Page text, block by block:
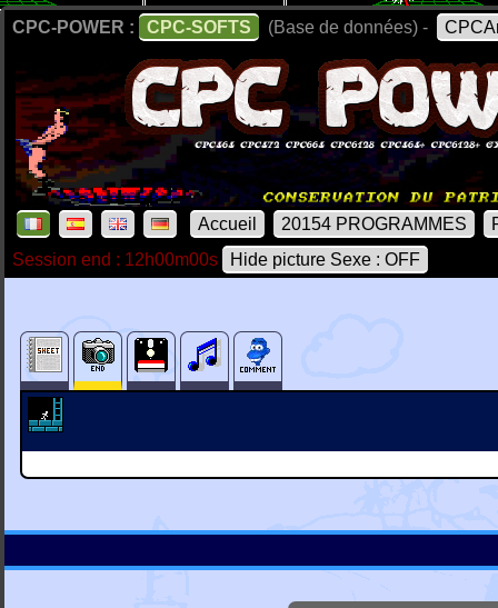
CPC-POWER : CPC-SOFTS (Base de données) -
Accueil 20154 PROGRAMMES
Session end : 12h00m00s
Hide picture Sexe : OFF